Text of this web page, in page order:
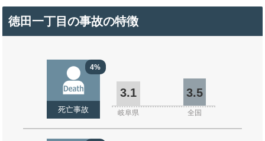
徳田一丁目の事故の特徴
4%
死亡事故
3.1 3.5
岐阜県 全国